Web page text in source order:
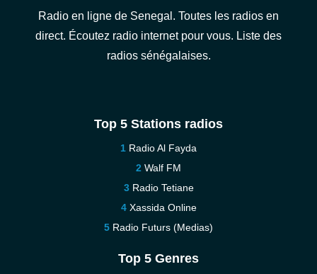
Radio en ligne de Senegal. Toutes les radios en
direct. Écoutez radio internet pour vous. Liste des
radios sénégalaises.
Top 5 Stations radios
Radio Al Fayda
Walf FM
Radio Tetiane
Xassida Online
Radio Futurs (Medias)
Top 5 Genres